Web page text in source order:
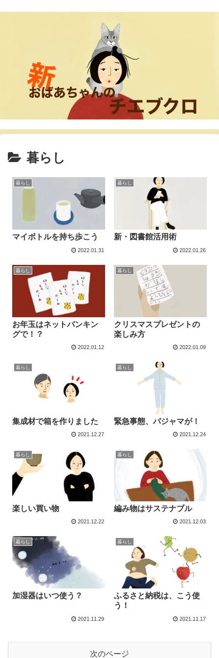
暮らし
暮らし
マイボトルを持ち歩こう
2022.01.31
暮らし
新・図書館活用術
2022.01.26
暮らし
お年玉はネットバンキン
グで！？
2022.01.12
暮らし
クリスマスプレゼントの
楽しみ方
2022.01.09
暮らし
集成材で箱を作りました
2021.12.27
暮らし
緊急事態、パジャマが！
2021.12.24
暮らし
楽しい買い物
2021.12.22
暮らし
編み物はサステナブル
2021.12.03
暮らし
加湿器はいつ使う？
2021.11.29
暮らし
ふるさと納税は、こう使
う！
2021.11.17
次のページ